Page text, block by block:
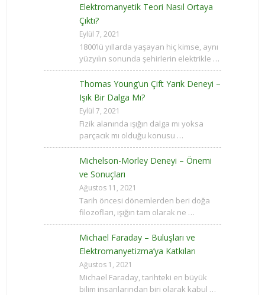
Elektromanyetik Teori Nasıl Ortaya
Çıktı?
Eylül 7, 2021
1800’lü yıllarda yaşayan hiç kimse, aynı
yüzyılın sonunda şehirlerin elektrikle …
Thomas Young’un Çift Yarık Deneyi –
Işık Bir Dalga Mı?
Eylül 7, 2021
Fizik alanında ışığın dalga mı yoksa
parçacık mı olduğu konusu …
Michelson-Morley Deneyi – Önemi
ve Sonuçları
Ağustos 11, 2021
Tarih öncesi dönemlerden beri doğa
filozofları, ışığın tam olarak ne …
Michael Faraday – Buluşları ve
Elektromanyetizma’ya Katkıları
Ağustos 1, 2021
Michael Faraday, tarihteki en büyük
bilim insanlarından biri olarak kabul …